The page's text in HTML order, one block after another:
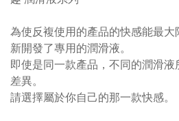
為使反複使用的產品的快感能最大
新開發了專用的潤滑液。
即使是同一款產品，不同的潤滑
差異。
請選擇屬於你自己的那一款快感